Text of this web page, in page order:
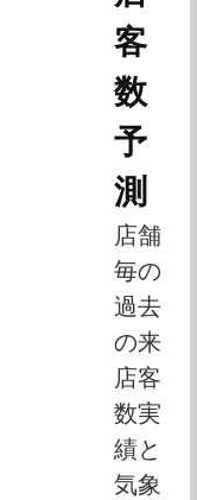
客
数
予
測
店舗
毎の
過去
の来
店客
数実
績と
気象